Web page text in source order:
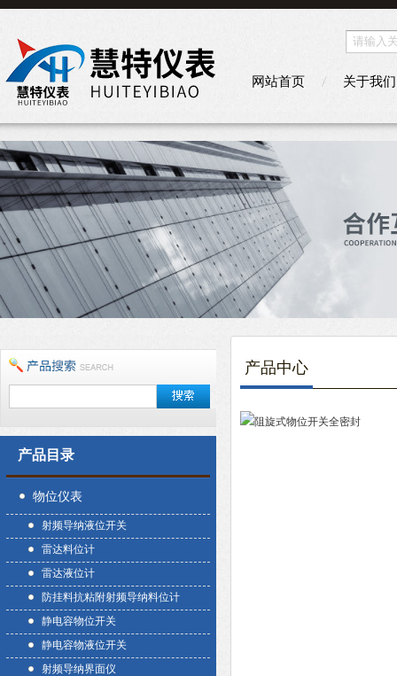
网站首页 关于我们
产品目录
物位仪表
射频导纳液位开关
雷达料位计
雷达液位计
防挂料抗粘附射频导纳料位计
静电容物位开关
静电容物液位开关
射频导纳界面仪
产品中心